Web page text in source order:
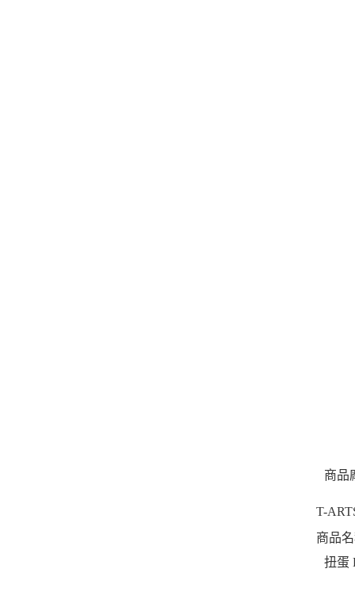
商品
T-
商品
扭蛋